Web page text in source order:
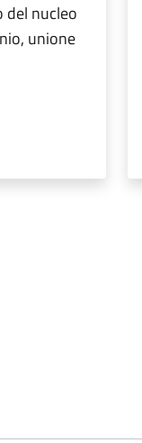
del nucleo
unione